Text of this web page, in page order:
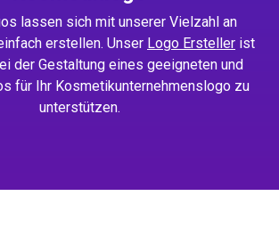
lassen sich mit unserer Vielzahl an
erstellen. Unser Logo Ersteller ist
der Gestaltung eines geeigneten und
für Ihr Kosmetikunternehmenslogo zu
unterstützen.